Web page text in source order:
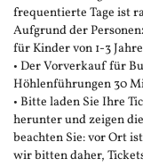
frequentierte Tage ist
Aufgrund der
für Kinder von 1-3
• Der Vorverkauf für
Höhlenführungen 30
• Bitte laden Sie Ihre
herunter und zeigen
beachten Sie: vor Ort
wir bitten daher,